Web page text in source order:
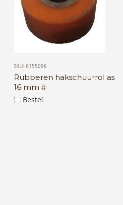
SKU: 6155096
Rubberen hakschuurrol as
16 mm #
Bestel